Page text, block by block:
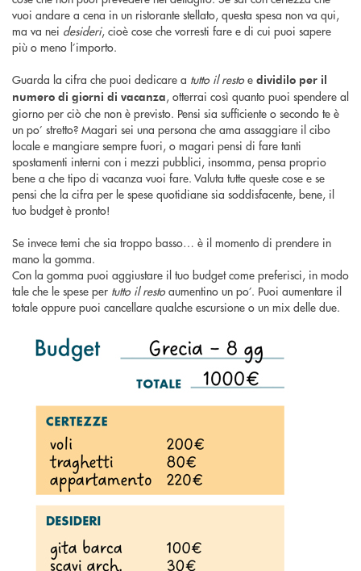
vuoi andare a cena in un ristorante stellato, questa spesa non va qui,
ma va nei desideri, cioè cose che vorresti fare e di cui puoi sapere
più o meno l’importo.
Guarda la cifra che puoi dedicare a tutto il resto e dividilo per il
numero di giorni di vacanza, otterrai così quanto puoi spendere al
giorno per ciò che non è previsto. Pensi sia sufficiente o secondo te è
un po’ stretto? Magari sei una persona che ama assaggiare il cibo
locale e mangiare sempre fuori, o magari pensi di fare tanti
spostamenti interni con i mezzi pubblici, insomma, pensa proprio
bene a che tipo di vacanza vuoi fare. Valuta tutte queste cose e se
pensi che la cifra per le spese quotidiane sia soddisfacente, bene, il
tuo budget è pronto!
Se invece temi che sia troppo basso… è il momento di prendere in
mano la gomma.
Con la gomma puoi aggiustare il tuo budget come preferisci, in modo
tale che le spese per tutto il resto aumentino un po’. Puoi aumentare il
totale oppure puoi cancellare qualche escursione o un mix delle due.